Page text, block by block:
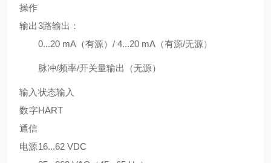
操作
输出3路输出：
0...20 mA（有源）/ 4...20 mA（有源/无源）
脉冲/频率/开关量输出（无源）
输入 状态输入
数字
通信
HART
电源16...62 VDC